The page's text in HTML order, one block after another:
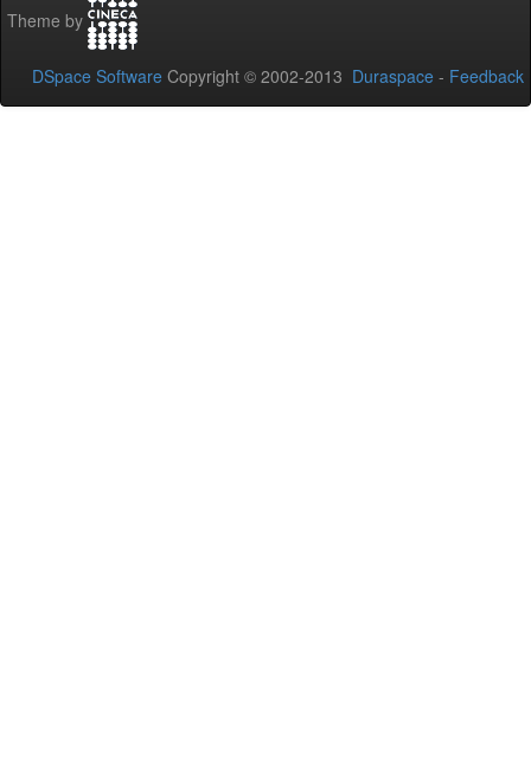
Theme by
DSpace Software Copyright © 2002-2013 Duraspace - Feedback